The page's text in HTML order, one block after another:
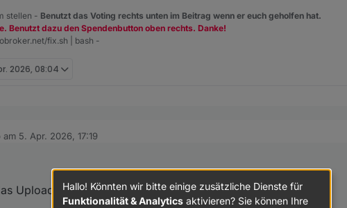
stellen - Benutzt das Voting rechts unten im Beitrag wenn er euch geholfen hat.
Benutzt dazu den Spendenbutton oben rechts. Danke!
fix.sh | bash -
2026, 08:04
was genau ist durch das Upload passiert?
am 5. Apr. 2026, 17:19
von
Upload passiert?Hallo! Könnten wir bitte einige zusätzliche Dienste für
Funktionalität & Analytics aktivieren? Sie können Ihre